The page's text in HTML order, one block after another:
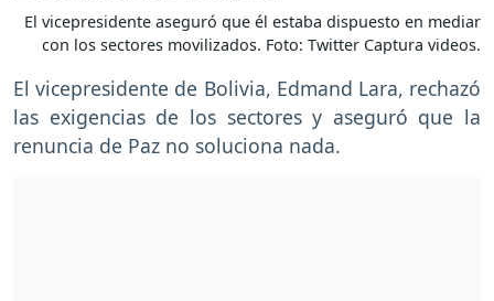
El vicepresidente aseguró que él estaba dispuesto en mediar
con los sectores movilizados. Foto: Twitter Captura videos.
El vicepresidente de Bolivia, Edmand Lara, rechazó
las exigencias de los sectores y aseguró que la
renuncia de Paz no soluciona nada.